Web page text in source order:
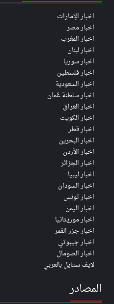
اخبار الإمارات
اخبار مصر
اخبار المغرب
اخبار لبنان
اخبار سوريا
اخبار فلسطين
اخبار السعودية
اخبار سلطنة عُمان
اخبار العراق
اخبار الكويت
اخبار قطر
اخبار البحرين
اخبار الأردن
اخبار الجزائر
اخبار ليبيا
اخبار السودان
اخبار تونس
اخبار اليمن
اخبار موريتانيا
اخبار جزر القمر
اخبار جيبوتي
اخبار الصومال
لايف ستايل بالعربي
المصادر